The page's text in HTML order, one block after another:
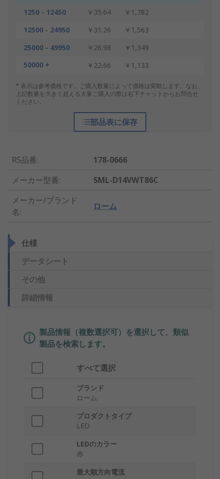
1250 - 12450
￥35.64
￥1,782
12500 - 24950
￥31.26
￥1,563
25000 - 49950
￥26.98
￥1,349
50000 +
￥22.66 ￥1,133
* 表示は参考価格です。ご購入数量によって価格は変動します。なお、
上記数量を大きく超える大量ご購入の際は右下チャットからお問合せ
ください。
部品表に保存
RS品番:
178-0666
メーカー型番:
SML-D14VWT86C
メーカー/ブランド
名:
ローム
仕様
データシート
その他
詳細情報
製品情報（複数選択可）を選択して、類似
製品を検索します。
すべて選択
ブランド
ローム
プロダクトタイプ
LED
LEDのカラー
赤
最大順方向電流